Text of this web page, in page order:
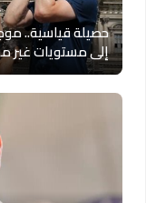
حصيلة قياسية..
إلى مستويات غير